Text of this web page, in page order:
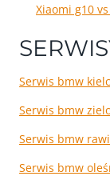
Xiaomi g10
Serwis bmw
Serwis bmw
Serwis bmw
Serwis bmw